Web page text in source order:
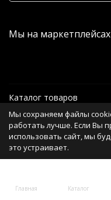
Главная Каталог
Мы на маркетплейсах
Каталог товаров
Информация
Политика персональных
Мы сохраняем файлы
работать лучше. Если Вы
использовать сайт, мы
это устраивает.